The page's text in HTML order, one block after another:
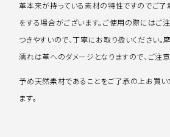
革本来が持っている素材の特性ですのでご了
をする場合がございます。ご使用の際にはご
つきやすいので、丁寧にお取り扱いください
濡れは革へのダメージとなりますので、ご注意
予め天然素材であることをご了承の上お買い
ます。